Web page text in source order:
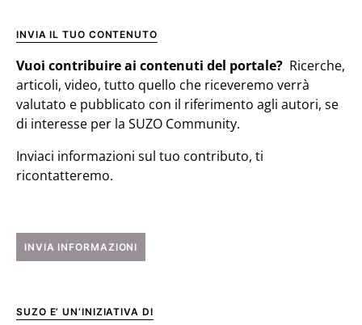
INVIA IL TUO CONTENUTO
Vuoi contribuire ai contenuti del portale? Ricerche,
articoli, video, tutto quello che riceveremo verrà
valutato e pubblicato con il riferimento agli autori, se
di interesse per la SUZO Community.
Inviaci informazioni sul tuo contributo, ti
ricontatteremo.
INVIA INFORMAZIONI
SUZO E’ UN’INIZIATIVA DI